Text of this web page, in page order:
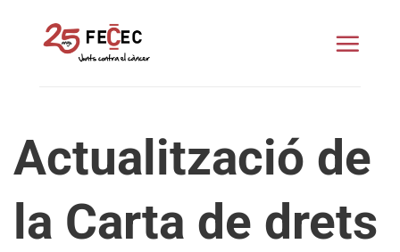
Actualització de
la Carta de drets